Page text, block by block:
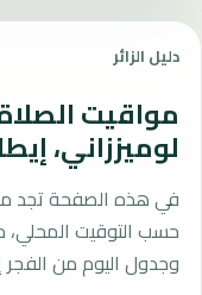
دليل الزائر
مواقيت
لوميززاني،
في هذه الصفحة تجد
وجدول اليوم من الفجر